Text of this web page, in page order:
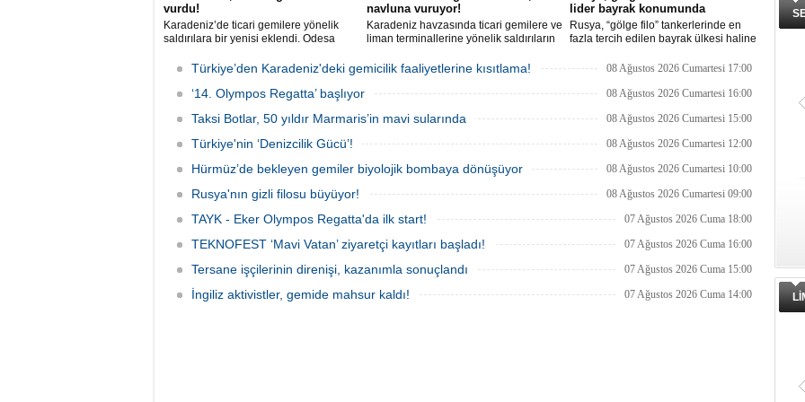
vurdu!
Karadeniz’de ticari gemilere yönelik
saldırılara bir yenisi eklendi. Odesa
aldığı Alman işletmesindeki Emil
gemisinde yangın çıktı; teknik sistemler
durunca mürettebat tahliye edildi.
navluna vuruyor!
Karadeniz havzasında ticari gemilere ve
liman terminallerine yönelik saldırıların
sekteye uğrattı. Risk artışıyla birlikte
ortalama petrol tankeri maliyetleri 300
bin doları aşarken, savaş sigortası
fiyatlarında yüzde 50’yi geçen
lider bayrak konumunda
Rusya, “gölge filo” tankerlerinde en
fazla tercih edilen bayrak ülkesi haline
birlikte çok sayıda tanker Rus bayrağına
yaptırımlarının uygulanması açısından
Türkiye’den Karadeniz'deki gemicilik faaliyetlerine kısıtlama! 08 Ağustos 2026 Cumartesi 17:00
‘14. Olympos Regatta’ başlıyor 08 Ağustos 2026 Cumartesi 16:00
Taksi Botlar, 50 yıldır Marmaris’in mavi sularında 08 Ağustos 2026 Cumartesi 15:00
Türkiye'nin ‘Denizcilik Gücü’! 08 Ağustos 2026 Cumartesi 12:00
Hürmüz’de bekleyen gemiler biyolojik bombaya dönüşüyor 08 Ağustos 2026 Cumartesi 10:00
Rusya'nın gizli filosu büyüyor! 08 Ağustos 2026 Cumartesi 09:00
TAYK - Eker Olympos Regatta'da ilk start! 07 Ağustos 2026 Cuma 18:00
TEKNOFEST ‘Mavi Vatan’ ziyaretçi kayıtları başladı! 07 Ağustos 2026 Cuma 16:00
Tersane işçilerinin direnişi, kazanımla sonuçlandı 07 Ağustos 2026 Cuma 15:00
İngiliz aktivistler, gemide mahsur kaldı! 07 Ağustos 2026 Cuma 14:00